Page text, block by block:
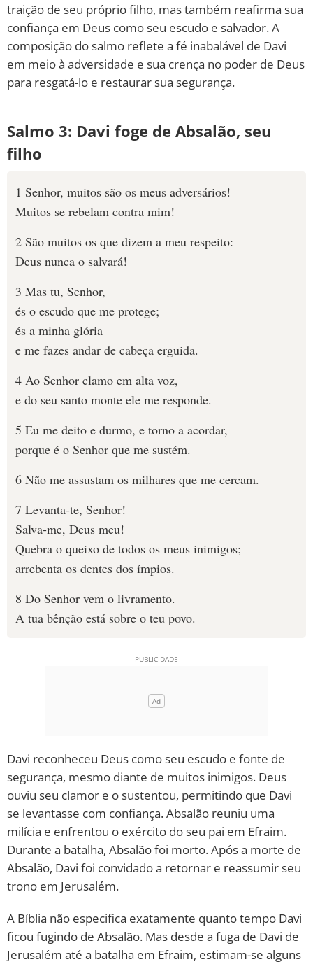
traição de seu próprio filho, mas também reafirma sua
confiança em Deus como seu escudo e salvador. A
composição do salmo reflete a fé inabalável de Davi
em meio à adversidade e sua crença no poder de Deus
para resgatá-lo e restaurar sua segurança.
Salmo 3: Davi foge de Absalão, seu
filho
1 Senhor, muitos são os meus adversários!
Muitos se rebelam contra mim!
2 São muitos os que dizem a meu respeito:
Deus nunca o salvará!
3 Mas tu, Senhor,
és o escudo que me protege;
és a minha glória
e me fazes andar de cabeça erguida.
4 Ao Senhor clamo em alta voz,
e do seu santo monte ele me responde.
5 Eu me deito e durmo, e torno a acordar,
porque é o Senhor que me sustém.
6 Não me assustam os milhares que me cercam.
7 Levanta-te, Senhor!
Salva-me, Deus meu!
Quebra o queixo de todos os meus inimigos;
arrebenta os dentes dos ímpios.
8 Do Senhor vem o livramento.
A tua bênção está sobre o teu povo.
Davi reconheceu Deus como seu escudo e fonte de
segurança, mesmo diante de muitos inimigos. Deus
ouviu seu clamor e o sustentou, permitindo que Davi
se levantasse com confiança. Absalão reuniu uma
milícia e enfrentou o exército do seu pai em Efraim.
Durante a batalha, Absalão foi morto. Após a morte de
Absalão, Davi foi convidado a retornar e reassumir seu
trono em Jerusalém.
A Bíblia não especifica exatamente quanto tempo Davi
ficou fugindo de Absalão. Mas desde a fuga de Davi de
Jerusalém até a batalha em Efraim, estimam-se alguns